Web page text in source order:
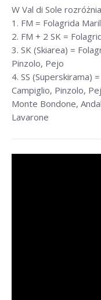
W Val di Sole
1. FM = Folagrida
2. FM + 2 SK =
3. SK (Skiarea) =
Pinzolo, Pejo
4. SS (Superskirama)
Campiglio, Pinzolo,
Monte Bondone,
Lavarone